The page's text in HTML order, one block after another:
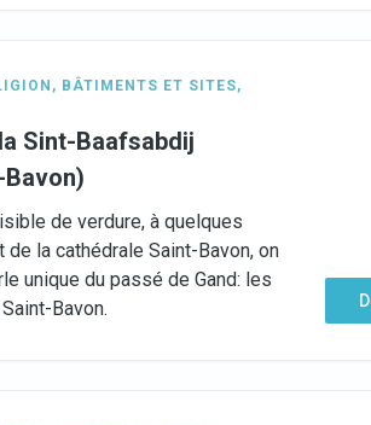
, BÂTIMENTS ET SITES,
Sint-Baafsabdij
de verdure, à quelques
la cathédrale Saint-Bavon, on
unique du passé de Gand: les
Bavon.